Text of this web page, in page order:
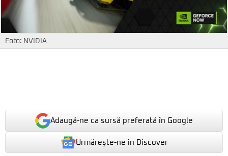
Foto: NVIDIA
Adaugă-ne ca sursă preferată în Google
Urmărește-ne in Discover